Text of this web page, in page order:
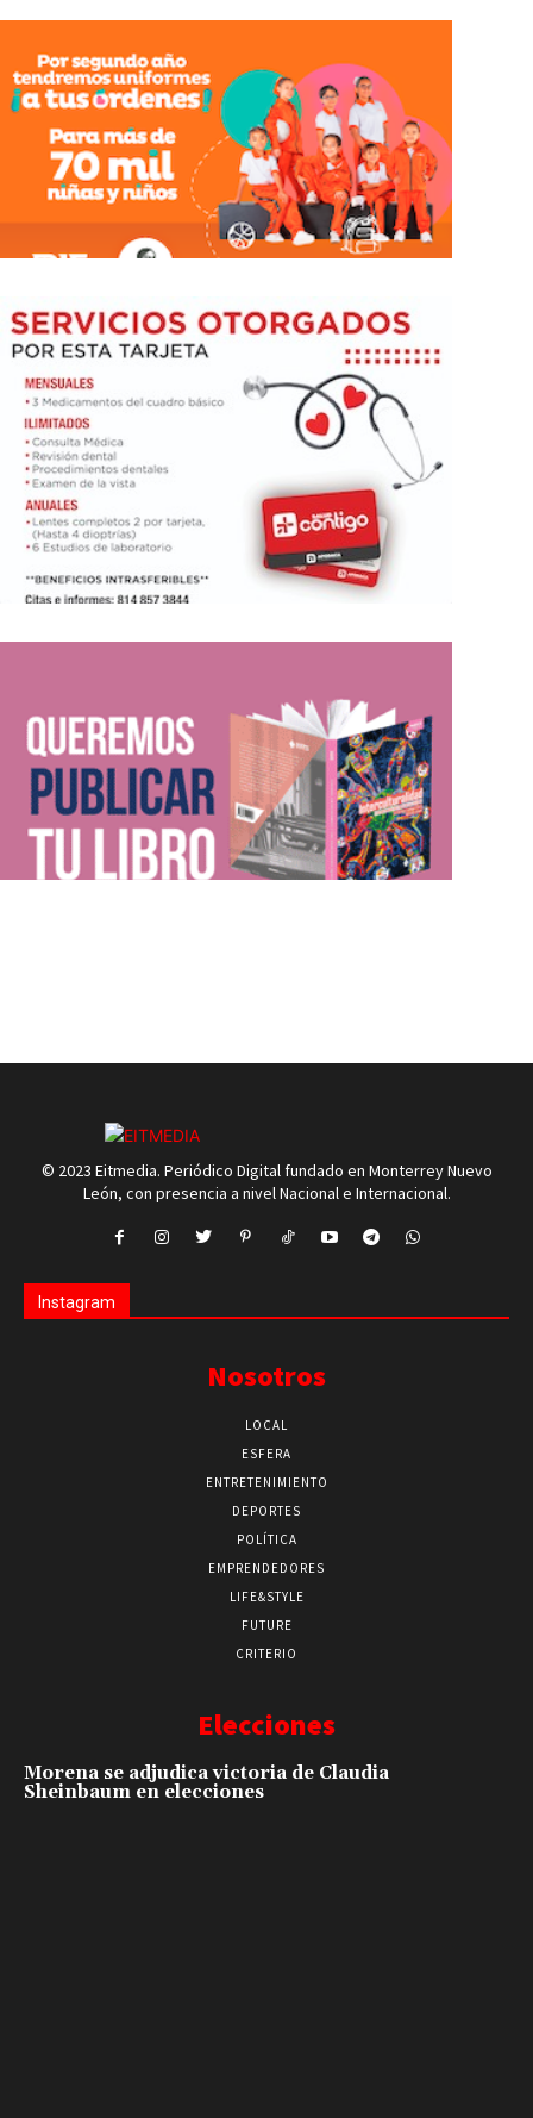
© 2023 Eitmedia. Periódico Digital fundado en Monterrey Nuevo
León, con presencia a nivel Nacional e Internacional.
Instagram
Nosotros
LOCAL
ESFERA
ENTRETENIMIENTO
DEPORTES
POLÍTICA
EMPRENDEDORES
LIFE&STYLE
FUTURE
CRITERIO
Elecciones
Morena se adjudica victoria de Claudia
Sheinbaum en elecciones